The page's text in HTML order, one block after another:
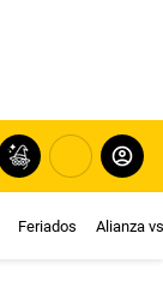
Feriados Alianza